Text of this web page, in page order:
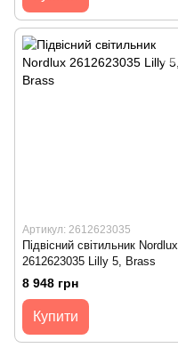
Артикул: 2612623035
Підвісний світильник Nordlux
2612623035 Lilly 5, Brass
8 948 грн
Купити